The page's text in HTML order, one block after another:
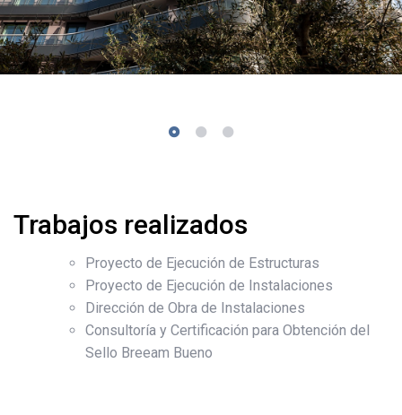
Trabajos realizados
Proyecto de Ejecución de Estructuras
Proyecto de Ejecución de Instalaciones
Dirección de Obra de Instalaciones
Consultoría y Certificación para Obtención del
Sello Breeam Bueno